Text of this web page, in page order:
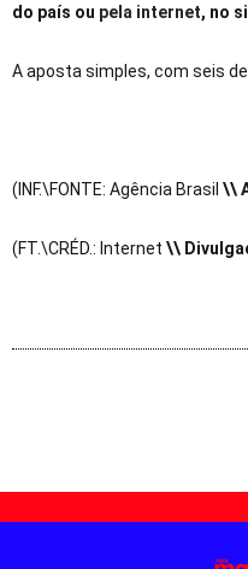
do país ou pela internet, no
A aposta simples, com seis
(INF.\FONTE: Agência Brasil \\
(FT.\CRÉD.: Internet \\